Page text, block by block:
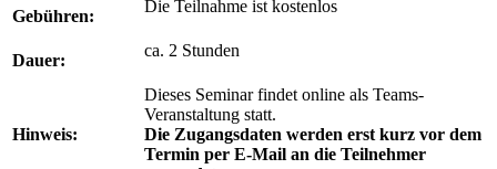
Gebühren:
Die Teilnahme ist kostenlos
Dauer:
ca. 2 Stunden
Hinweis:
Dieses Seminar findet online als Teams-
Veranstaltung statt.
Die Zugangsdaten werden erst kurz vor dem
Termin per E-Mail an die Teilnehmer